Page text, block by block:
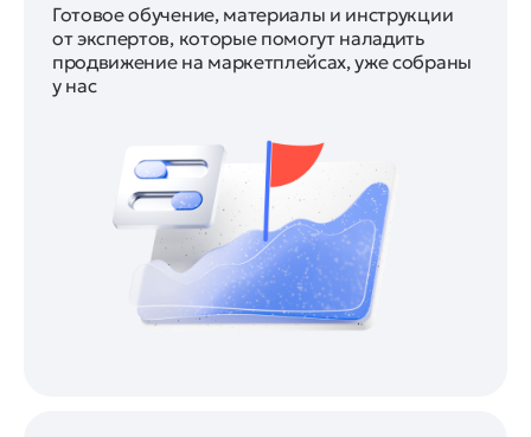
Готовое обучение, материалы и инструкции
от экспертов, которые помогут наладить
продвижение на маркетплейсах, уже собраны
у нас